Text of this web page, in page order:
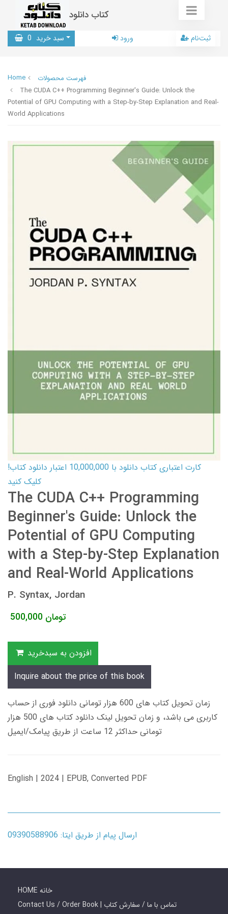
کتاب دانلود
سبد خرید 0 ورود ثبت‌نام
Home
فهرست محصولات
The CUDA C++ Programming Beginner's Guide: Unlock the
Potential of GPU Computing with a Step-by-Step Explanation and Real-
World Applications
کارت اعتباری کتاب دانلود با 10,000,000 اعتبار دانلود کتاب!
کلیک کنید
The CUDA C++ Programming
Beginner's Guide: Unlock the
Potential of GPU Computing
with a Step-by-Step Explanation
and Real-World Applications
P. Syntax, Jordan
500,000 تومان
افزودن به سبدخرید
Inquire about the price of this book
زمان تحویل کتاب های 600 هزار تومانی دانلود فوری از حساب
کاربری می باشد، و زمان تحویل لینک دانلود کتاب های 500 هزار
تومانی حداکثر 12 ساعت از طریق پیامک/ایمیل
English | 2024 | EPUB, Converted PDF
ارسال پیام از طریق ایتا: 09390588906
HOME خانه
Contact Us / Order Book | تماس با ما / سفارش کتاب